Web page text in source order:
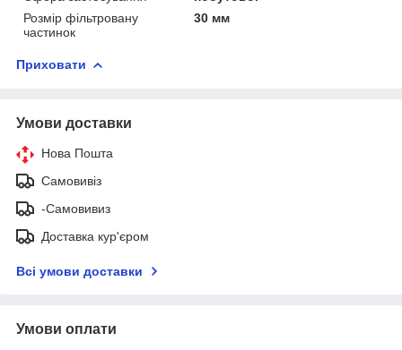
Розмір фільтровану
частинок
30 мм
Приховати
Умови доставки
Нова Пошта
Самовивіз
-Самовивиз
Доставка кур'єром
Всі умови доставки
Умови оплати